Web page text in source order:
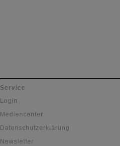
Service
Login
Mediencenter
Datenschutzerklärung
Newsletter